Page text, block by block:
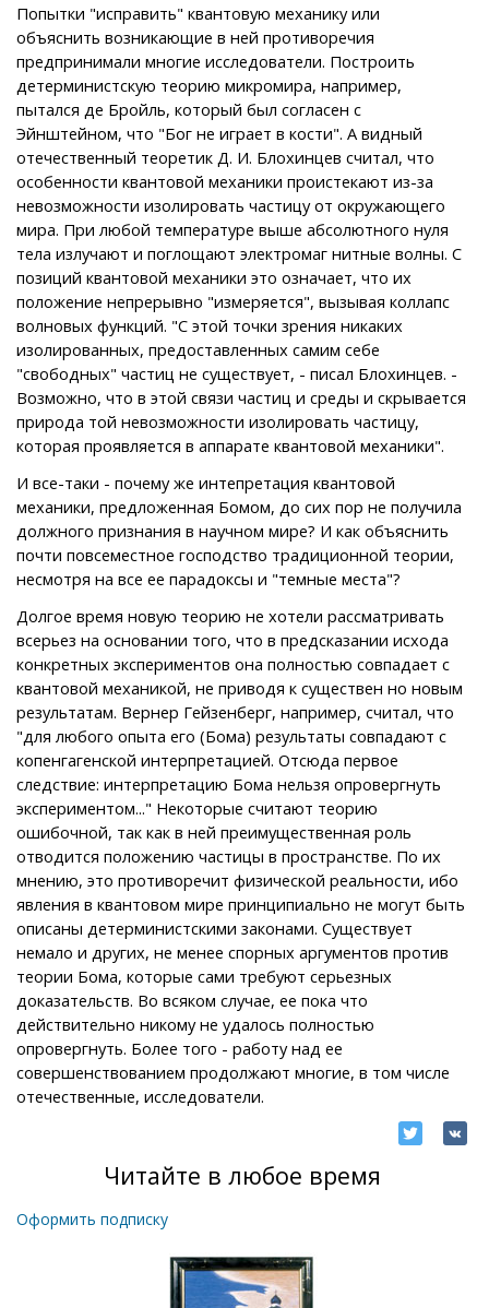
Попытки "исправить" квантовую механику или
объяснить возникающие в ней противоречия
предпринимали многие исследователи. Построить
детерминистскую теорию микромира, например,
пытался де Бройль, который был согласен с
Эйнштейном, что "Бог не играет в кости". А видный
отечественный теоретик Д. И. Блохинцев считал, что
особенности квантовой механики проистекают из-за
невозможности изолировать частицу от окружающего
мира. При любой температуре выше абсолютного нуля
тела излучают и поглощают электромаг нитные волны. С
позиций квантовой механики это означает, что их
положение непрерывно "измеряется", вызывая коллапс
волновых функций. "С этой точки зрения никаких
изолированных, предоставленных самим себе
"свободных" частиц не существует, - писал Блохинцев. -
Возможно, что в этой связи частиц и cреды и скрывается
природа той невозможности изолировать частицу,
которая проявляется в аппарате квантовой механики".
И все-таки - почему же интепретация квантовой
механики, предложенная Бомом, до сих пор не получила
должного признания в научном мире? И как объяснить
почти повсеместное господство традиционной теории,
несмотря на все ее парадоксы и "темные места"?
Долгое время новую теорию не хотели рассматривать
всерьез на основании того, что в предсказании исхода
конкретных экспериментов она полностью совпадает с
квантовой механикой, не приводя к существен но новым
результатам. Вернер Гейзенберг, например, считал, что
"для любого опыта его (Бома) результаты совпадают с
копенгагенской интерпретацией. Отсюда первое
следствие: интерпретацию Бома нельзя опровергнуть
экспериментом..." Некоторые считают теорию
ошибочной, так как в ней преимущественная роль
отводится положению частицы в пространстве. По их
мнению, это противоречит физической реальности, ибо
явления в квантовом мире принципиально не могут быть
описаны детерминистскими законами. Существует
немало и других, не менее спорных аргументов против
теории Бома, которые сами требуют серьезных
доказательств. Во всяком случае, ее пока что
действительно никому не удалось полностью
опровергнуть. Более того - работу над ее
совершенствованием продолжают многие, в том числе
отечественные, исследователи.
Читайте в любое время
Оформить подписку